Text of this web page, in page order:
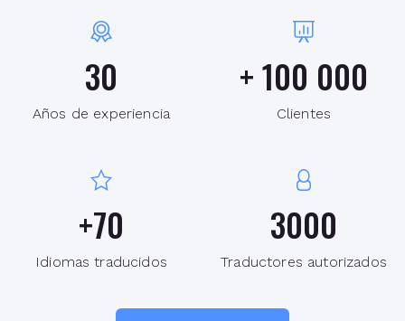
30
Años de experiencia
+100 000
Clientes
+70
Idiomas traducidos
3000
Traductores autorizados